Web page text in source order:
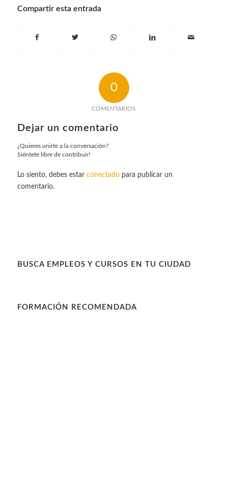
Compartir esta entrada
0
COMENTARIOS
Dejar un comentario
¿Quieres unirte a la conversación?
Siéntete libre de contribuir!
Lo siento, debes estar conectadopara publicar un
comentario.
BUSCA EMPLEOS Y CURSOS EN TU CIUDAD
FORMACIÓN RECOMENDADA